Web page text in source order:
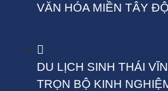
VĂN HÓA MIỀN TÂY
DU LỊCH SINH THÁI
TRỌN BỘ KINH